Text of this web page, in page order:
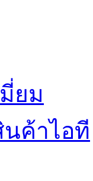
ยม
นค้าไอที